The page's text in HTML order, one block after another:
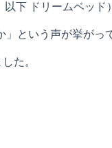
下 ドリームベッド
という声が挙がっ
た。